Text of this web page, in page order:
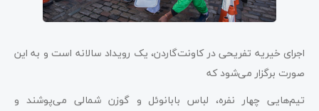
اجرای خیریه تفریحی در کاونت‌گاردن، یک رویداد سالانه است و به این
صورت برگزار می‌شود که
تیم‌هایی چهار نفره، لباس‌ بابانوئل و گوزن شمالی می‌پوشند و